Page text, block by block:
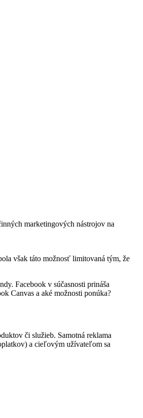
marketingových nástrojov na
však táto možnosť limitovaná tým, že
Facebook v súčasnosti prináša
Canvas a aké možnosti ponúka?
či služieb. Samotná reklama
a cieľovým užívateľom sa